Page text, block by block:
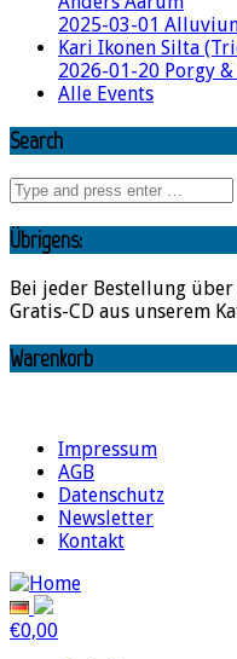
2025-03-01
Kari Ikonen Silta
2026-01-20 Porgy &
Alle Events
Search
Übrigens:
Bei jeder Bestellung
Gratis-CD aus unserem
Warenkorb
Impressum
AGB
Datenschutz
Newsletter
Kontakt
€0,00